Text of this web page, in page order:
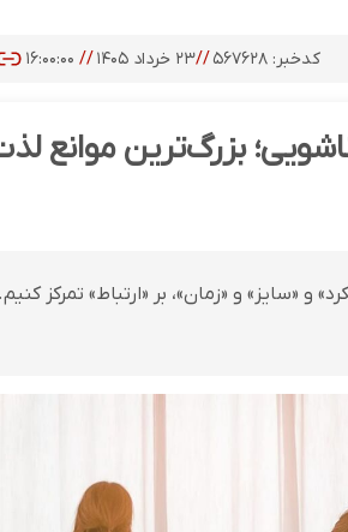
کدخبر: ۵۶۷۶۲۸ //۲۳ خرداد ۱۴۰۵ // ۱۶:۰۰:۰۰
بزرگ‌ترین موانع
و «سایز» و «زمان»، بر «ارتباط» تمرکز